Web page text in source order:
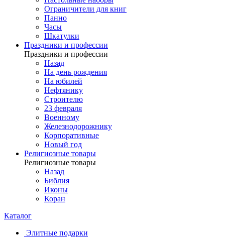
Ограничители для книг
Панно
Часы
Шкатулки
Праздники и профессии
Праздники и профессии
Назад
На день рождения
На юбилей
Нефтянику
Строителю
23 февраля
Военному
Железнодорожнику
Корпоративные
Новый год
Религиозные товары
Религиозные товары
Назад
Библия
Иконы
Коран
Каталог
Элитные подарки